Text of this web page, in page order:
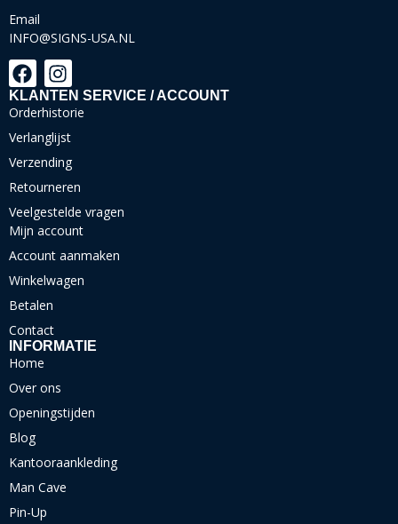
Email
INFO@SIGNS-USA.NL
KLANTEN SERVICE / ACCOUNT
Orderhistorie
Verlanglijst
Verzending
Retourneren
Veelgestelde vragen
Mijn account
Account aanmaken
Winkelwagen
Betalen
Contact
INFORMATIE
Home
Over ons
Openingstijden
Blog
Kantooraankleding
Man Cave
Pin-Up